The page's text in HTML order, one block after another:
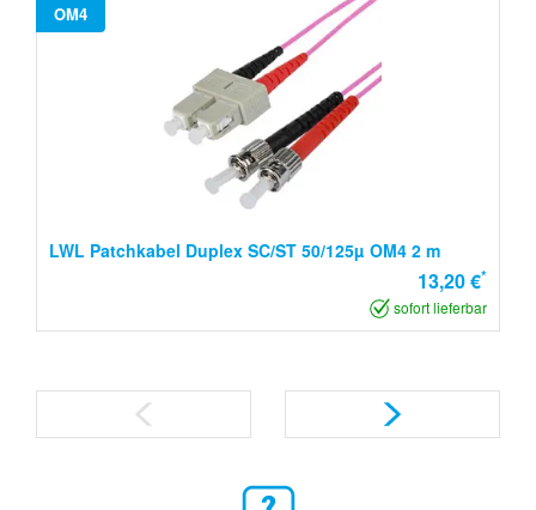
OM4
LWL Patchkabel Duplex SC/ST 50/125µ OM4 2 m
13,20 €*
sofort lieferbar